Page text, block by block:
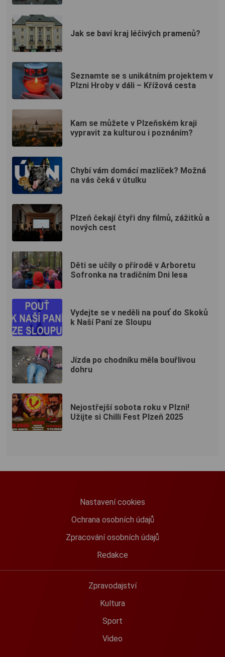
Jak se baví kraj léčivých pramenů?
Seznamte se s unikátním projektem v
Plzni Hroby v dáli – Křížová cesta
Kam se můžete v Plzeňském kraji
vypravit za kulturou i poznáním?
Chybí vám domácí mazlíček? Možná
na vás čeká v útulku
Plzeň čekají čtyři dny filmů, zážitků a
nových cest
Děti se učily o přírodě v Arboretu
Sofronka na tradičním Dni lesa
Vydejte se v neděli na pouť do Skoků
k Naší Paní ze Sloupu
Jízda po chodníku měla bouřlivou
dohru
Nejostřejší sobota roku v Plzni!
Užijte si Chilli Fest Plzeň 2025
Nastavení cookies
Ochrana osobních údajů
Zpracování osobních údajů
Redakce
Zpravodajství
Kultura
Sport
Video